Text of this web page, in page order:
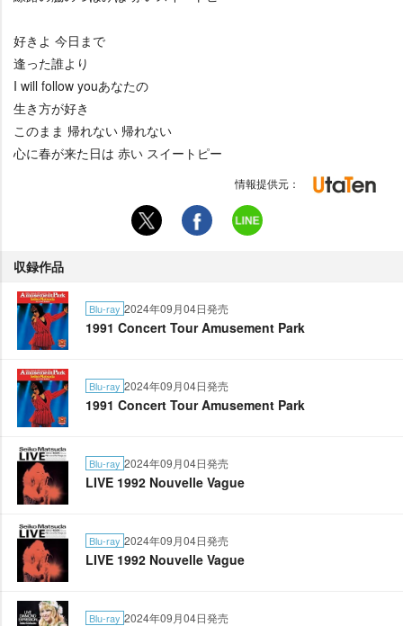
好きよ 今日まで
逢った誰より
I will follow youあなたの
生き方が好き
このまま 帰れない 帰れない
心に春が来た日は 赤い スイートピー
情報提供元：
収録作品
Blu-ray 2024年09月04日発売
1991 Concert Tour Amusement Park
Blu-ray 2024年09月04日発売
1991 Concert Tour Amusement Park
Blu-ray 2024年09月04日発売
LIVE 1992 Nouvelle Vague
Blu-ray 2024年09月04日発売
LIVE 1992 Nouvelle Vague
Blu-ray 2024年09月04日発売